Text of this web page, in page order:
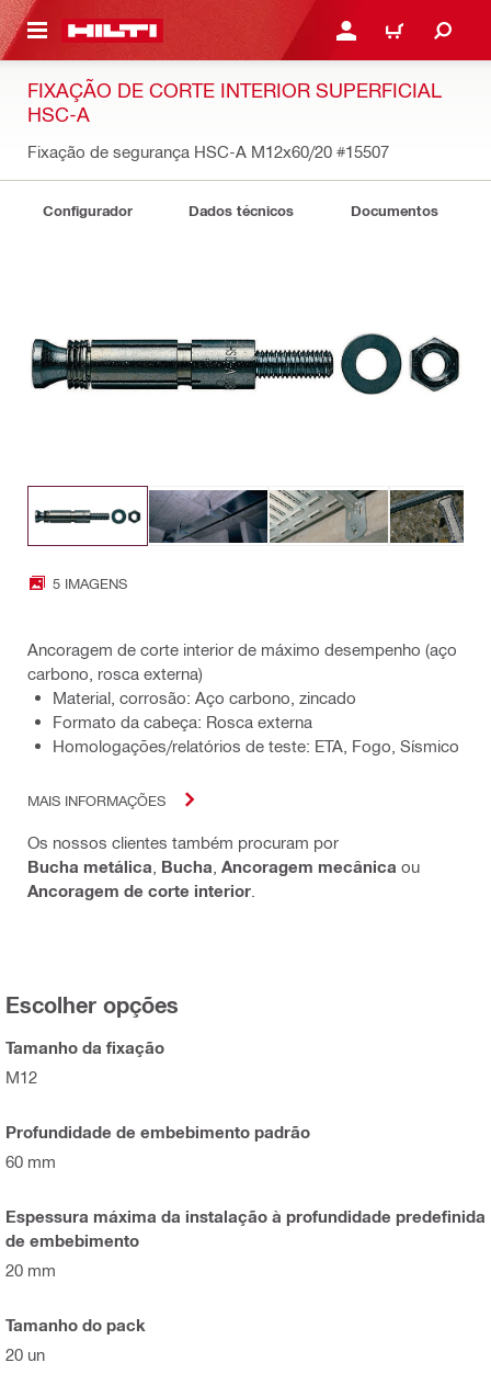
CONTENT ENTRAR OU REGISTAR
CARRINHO
FIXAÇÃO DE CORTE INTERIOR SUPERFICIAL
HSC-A
Fixação de segurança HSC-A M12x60/20 #15507
Configurador Dados técnicos Documentos
5 IMAGENS
Ancoragem de corte interior de máximo desempenho (aço
carbono, rosca externa)
Material, corrosão: Aço carbono, zincado
Formato da cabeça: Rosca externa
Homologações/relatórios de teste: ETA, Fogo, Sísmico
MAIS INFORMAÇÕES
Os nossos clientes também procuram por
Bucha metálica Bucha Ancoragem mecânica ou
Ancoragem de corte interior
Escolher opções
Tamanho da fixação
M12
Profundidade de embebimento padrão
60 mm
Espessura máxima da instalação à profundidade predefinida
de embebimento
20 mm
Tamanho do pack
20 un